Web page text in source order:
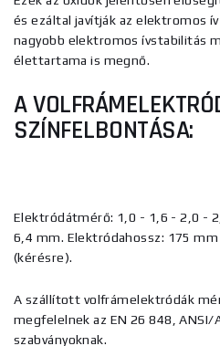
és ezáltal javítják az elektromos
nagyobb elektromos ívstabilitás
élettartama is megnő.
A
SZÍNFELBONTÁSA:
Elektródátmérő: 1,0 - 1,6 - 2,0 -
6,4 mm. Elektródahossz: 175
(kérésre).
A szállított volfrámelektródák
megfelelnek az EN 26 848, ANSI/
szabványoknak.